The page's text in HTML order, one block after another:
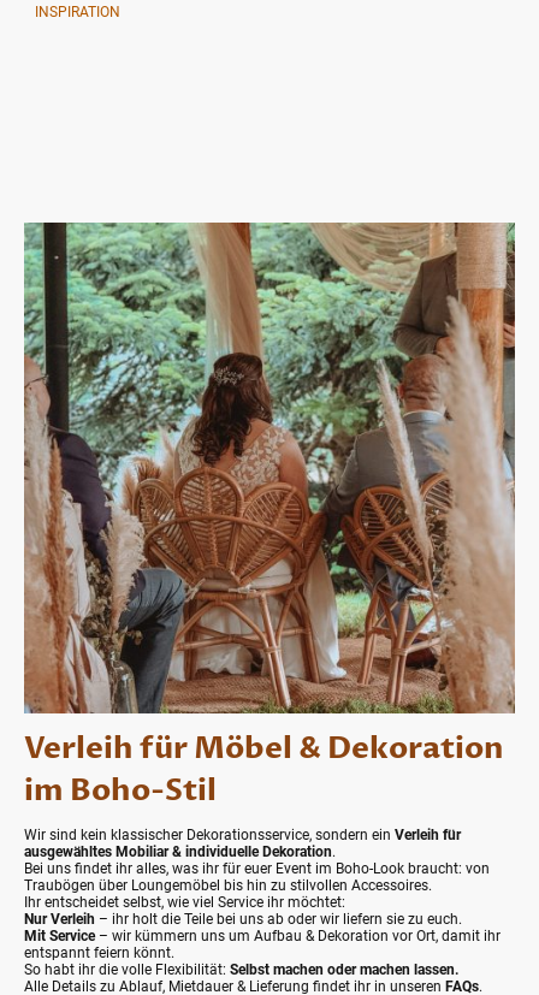
INSPIRATION
Verleih für Möbel & Dekoration
im Boho-Stil
Wir sind kein klassischer Dekorationsservice, sondern ein Verleih für
ausgewähltes Mobiliar & individuelle Dekoration.
Bei uns findet ihr alles, was ihr für euer Event im Boho-Look braucht: von
Traubögen über Loungemöbel bis hin zu stilvollen Accessoires.
Ihr entscheidet selbst, wie viel Service ihr möchtet:
Nur Verleih – ihr holt die Teile bei uns ab oder wir liefern sie zu euch.
Mit Service– wir kümmern uns um Aufbau & Dekoration vor Ort, damit ihr
entspannt feiern könnt.
So habt ihr die volle Flexibilität: Selbst machen oder machen lassen.
Alle Details zu Ablauf, Mietdauer & Lieferung findet ihr in unseren FAQs.